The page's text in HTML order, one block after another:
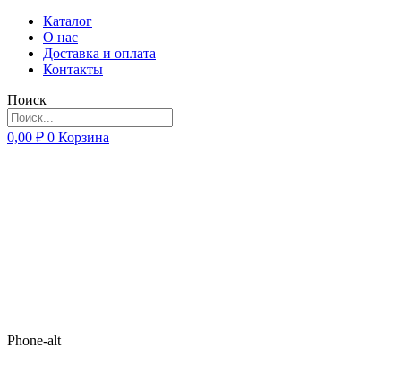
Каталог
О нас
Доставка и оплата
Контакты
Поиск
0,00 ₽ 0 Корзина
Phone-alt